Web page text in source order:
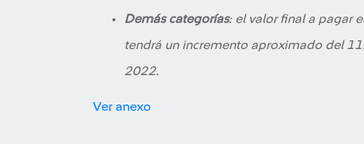
Demás categorías: el valor final a pagar
tendrá un incremento aproximado del
2022.
Ver anexo